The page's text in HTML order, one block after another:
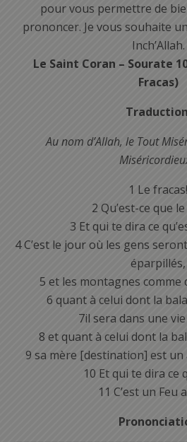
pour vous permettre de
prononcer. Je vous souhaite
Inch’Allah.
Le Saint Coran – Sourate
Fracas)
Au nom d’Allah, le Tout
1 Le fracas!
2 Qu’est-ce que
3 Et qui te dira ce
4 C’est le jour où les gens
éparpillés,
5 et les montagnes comme
6 quant à celui dont la
7il sera dans une
8 et quant à celui dont la
9 sa mère [destination] est
10 Et qui te dira ce
11 C’est un Feu